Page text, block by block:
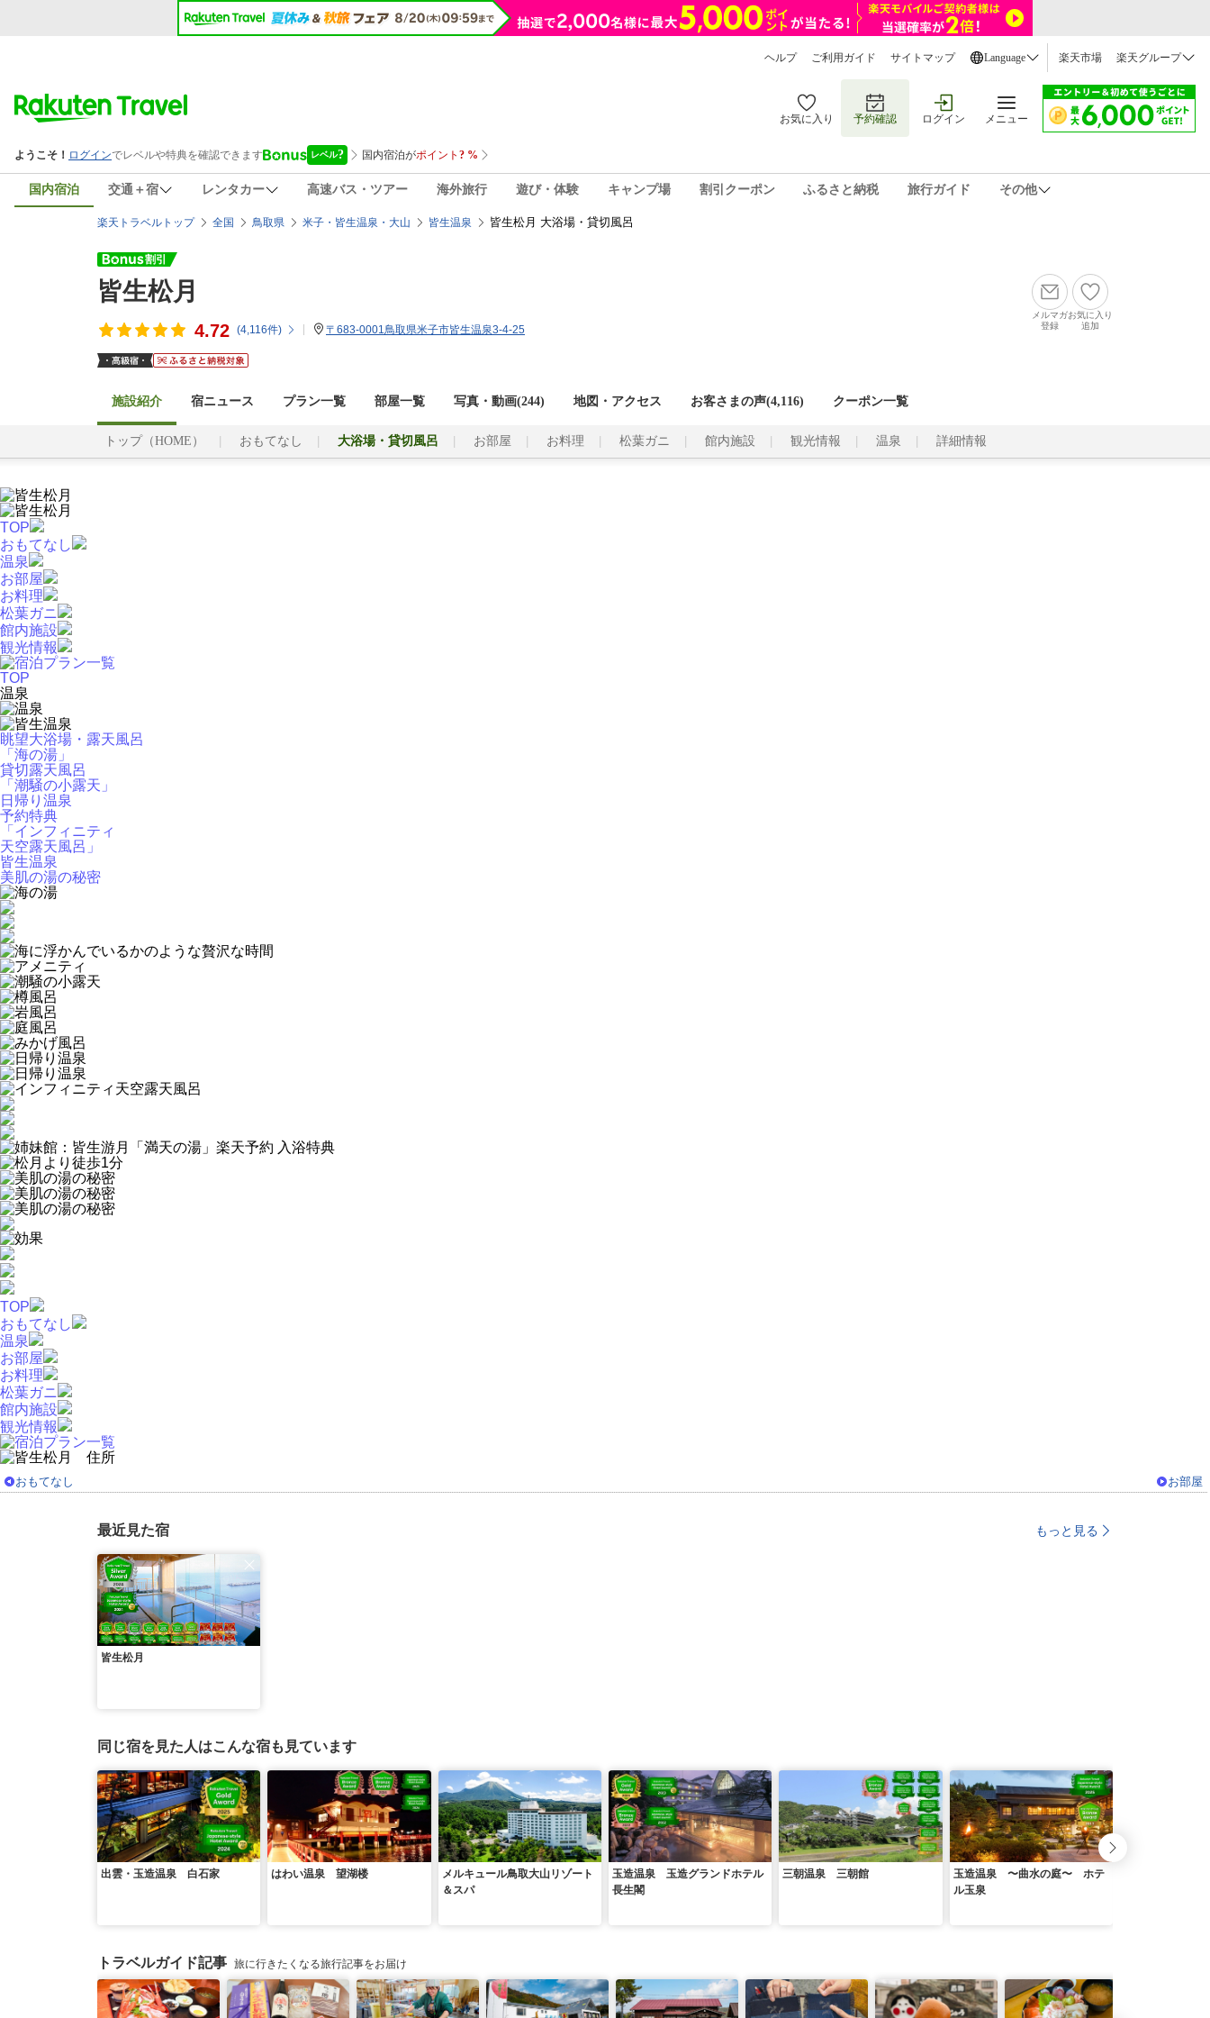
ヘルプ ご利用ガイド サイトマップ Language 楽天市場 楽天グループ
お気に入り 予約確認 ログイン メニュー
国内宿泊 交通＋宿 レンタカー 高速バス・ツアー 海外旅行 遊び・体験 キャンプ場 割引クーポン ふるさと納税 旅行ガイド その他
楽天トラベルトップ 全国 鳥取県 米子・皆生温泉・大山 皆生温泉 皆生松月 大浴場・貸切風呂
皆生松月
4.72 (4,116件) 〒683-0001鳥取県米子市皆生温泉3-4-25
メルマガ
登録
お気に入り
追加
施設紹介 宿ニュース プラン一覧 部屋一覧 写真・動画(244) 地図・アクセス お客さまの声(4,116) クーポン一覧
トップ（HOME） おもてなし 大浴場・貸切風呂 お部屋 お料理 松葉ガニ 館内施設 観光情報 温泉 詳細情報
TOP
おもてなし
温泉
お部屋
お料理
松葉ガニ
館内施設
観光情報
TOP
温泉
眺望大浴場・露天風呂
「海の湯」
貸切露天風呂
「潮騒の小露天」
日帰り温泉
予約特典
「インフィニティ
天空露天風呂」
皆生温泉
美肌の湯の秘密
TOP
おもてなし
温泉
お部屋
お料理
松葉ガニ
館内施設
観光情報
おもてなし お部屋
最近見た宿 もっと見る
皆生松月
同じ宿を見た人はこんな宿も見ています
出雲・玉造温泉 白石家 はわい温泉 望湖楼
メルキュール鳥取大山リゾート
＆スパ
玉造温泉 玉造グランドホテル
長生閣
三朝温泉 三朝館
玉造温泉 〜曲水の庭〜 ホテ
ル玉泉
トラベルガイド記事 旅に行きたくなる旅行記事をお届け